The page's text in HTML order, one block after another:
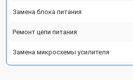
Замена блока питания
Ремонт цепи питания
Замена микросхемы усилителя